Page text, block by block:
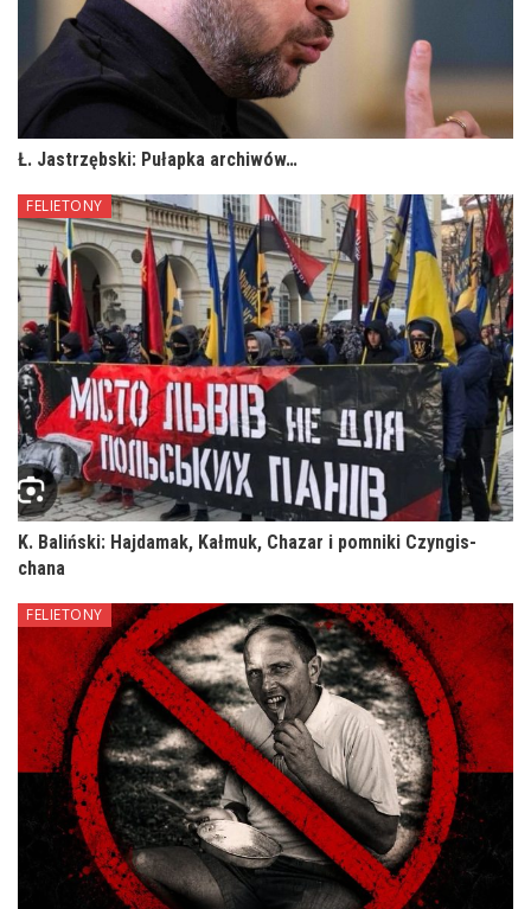
Ł. Jastrzębski: Pułapka archiwów…
FELIETONY
K. Baliński: Hajdamak, Kałmuk, Chazar i pomniki Czyngis-
chana
FELIETONY